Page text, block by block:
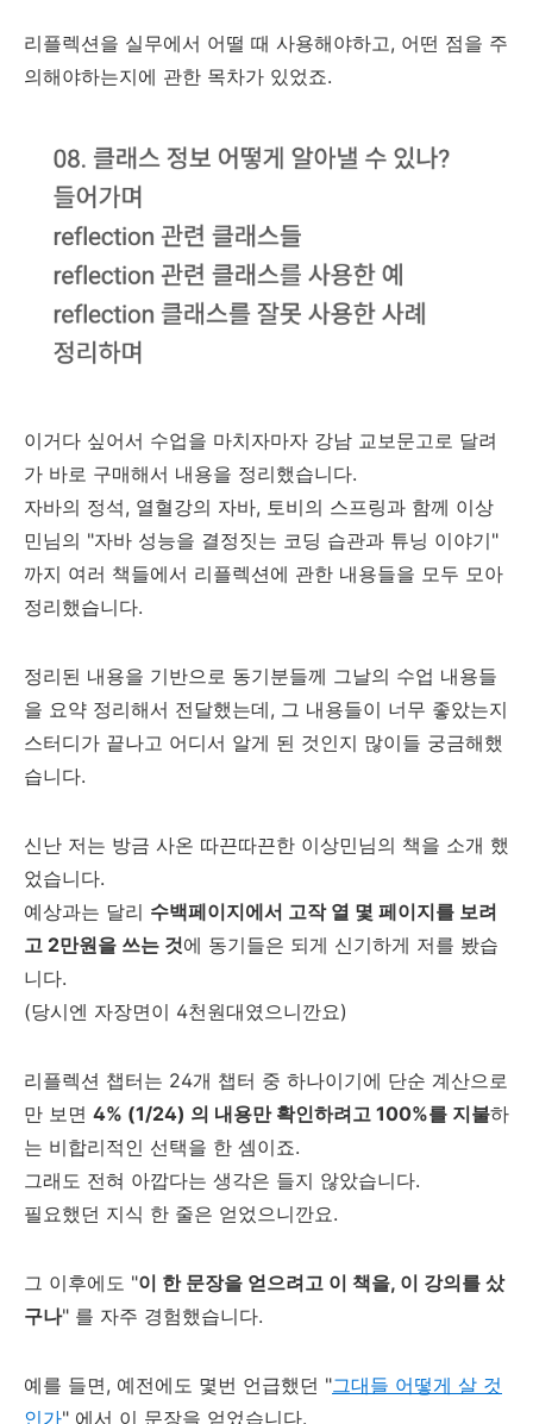
리플렉션을 실무에서 어떨 때 사용해야하고, 어떤 점을 주
의해야하는지에 관한 목차가 있었죠.
이거다 싶어서 수업을 마치자마자 강남 교보문고로 달려
가 바로 구매해서 내용을 정리했습니다.
자바의 정석, 열혈강의 자바, 토비의 스프링과 함께 이상
민님의 "자바 성능을 결정짓는 코딩 습관과 튜닝 이야기"
까지 여러 책들에서 리플렉션에 관한 내용들을 모두 모아
정리했습니다.
정리된 내용을 기반으로 동기분들께 그날의 수업 내용들
을 요약 정리해서 전달했는데, 그 내용들이 너무 좋았는지
스터디가 끝나고 어디서 알게 된 것인지 많이들 궁금해했
습니다.
신난 저는 방금 사온 따끈따끈한 이상민님의 책을 소개 했
었습니다.
예상과는 달리 수백페이지에서 고작 열 몇 페이지를 보려
고 2만원을 쓰는 것에 동기들은 되게 신기하게 저를 봤습
니다.
(당시엔 자장면이 4천원대였으니깐요)
리플렉션 챕터는 24개 챕터 중 하나이기에 단순 계산으로
만 보면 4% (1/24) 의 내용만 확인하려고 100%를 지불하
는 비합리적인 선택을 한 셈이죠.
그래도 전혀 아깝다는 생각은 들지 않았습니다.
필요했던 지식 한 줄은 얻었으니깐요.
그 이후에도 "이 한 문장을 얻으려고 이 책을, 이 강의를 샀
구나" 를 자주 경험했습니다.
예를 들면, 예전에도 몇번 언급했던 "그대들 어떻게 살 것
인가" 에서 이 문장을 얻었습니다.